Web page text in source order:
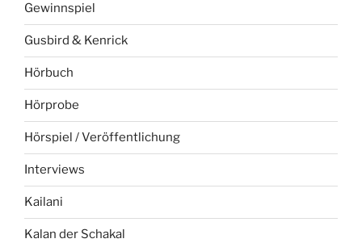
Gewinnspiel
Gusbird & Kenrick
Hörbuch
Hörprobe
Hörspiel / Veröffentlichung
Interviews
Kailani
Kalan der Schakal